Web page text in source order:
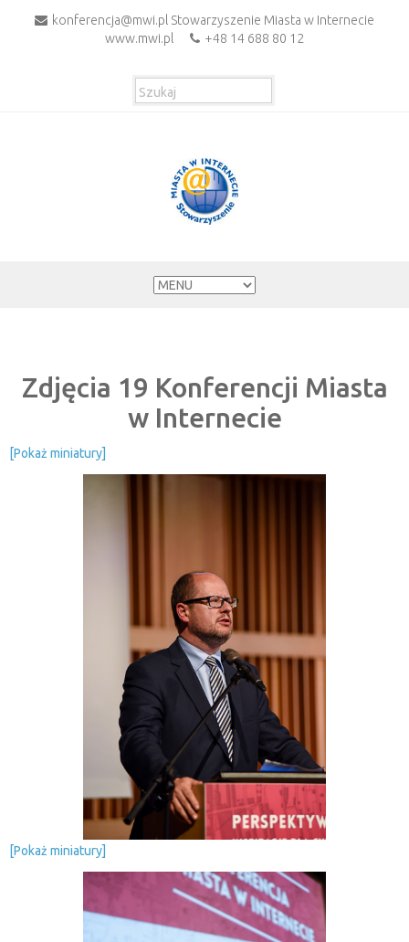
konferencja@mwi.pl Stowarzyszenie Miasta w Internecie
www.mwi.pl
+48 14 688 80 12
Zdjęcia 19 Konferencji Miasta
w Internecie
[Pokaż miniatury]
[Pokaż miniatury]